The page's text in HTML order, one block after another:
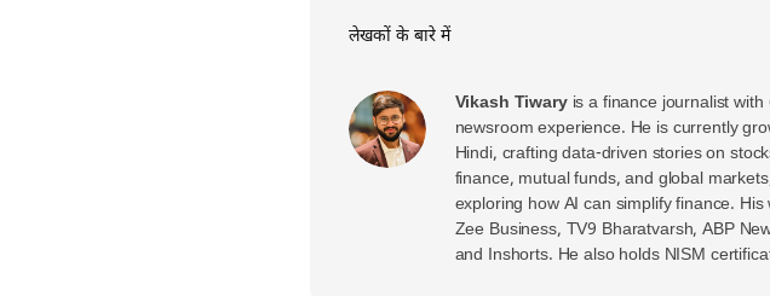
लेखकों के बारे में
Vikash Tiwary is a finance journalist
newsroom experience. He is currently
Hindi, crafting data-driven stories on
finance, mutual funds, and global
exploring how AI can simplify finance. His
Zee Business, TV9 Bharatvarsh, ABP
and Inshorts. He also holds NISM